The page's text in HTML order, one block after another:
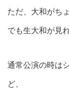
ただ、大和がち
でも生大和が見
通常公演の時は
ど、